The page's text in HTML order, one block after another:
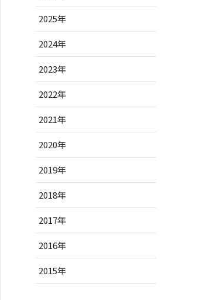
2025年
2024年
2023年
2022年
2021年
2020年
2019年
2018年
2017年
2016年
2015年